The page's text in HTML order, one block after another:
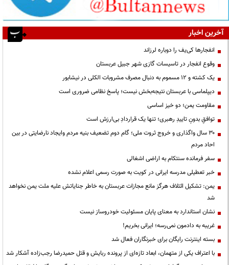
آخرین اخبار
انفجارها کی‌یف را دوباره لرزاند
وقوع انفجار در تاسیسات گازی شهر جبیل عربستان
یک کشته و ۱۲ مسموم به دنبال مصرف مشروبات الکلی در نیشابور
دیپلماسی با عربستان نتیجه‌بخش نیست؛ پاسخ نظامی ضروری است
مقاومت یمن؛ دو خیز اساسی
توافقِ بدونِ تاییدِ رهبری؛ تنها یک قراردادِ بی‌ارزش است
۳۰ سال واگذاری و خروج ثروت ملی؛ گام دوم تضعیف بنیه مردم وایجاد نارضایتی در بین
احاد مردم
سفر فرمانده سنتکام به اراضی اشغالی
خبر تعطیلی مدرسه ایرانی در کویت به صورت رسمی اعلام نشده
یمن: تشکیل ائتلاف هرگز مانع مجازات عربستان به خاطر جنایاتش علیه ملت یمن نخواهد
شد
نشان استاندارد به معنای پایان مسئولیت خودروساز نیست
غریبه به دادمون نمی‌رسه؛ ایرانی بخریم!
بسته اینترنت رایگان برای خبرنگاران فعال شد
با اعتراف یکی از متهمان، ابعاد تازه‌ای از پرونده ربایش و قتل حمیدرضا رجب‌زاده آشکار شد